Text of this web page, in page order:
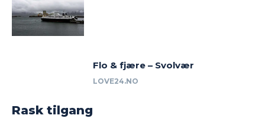
Flo & fjære – Svolvær
LOVE24.NO
Rask tilgang